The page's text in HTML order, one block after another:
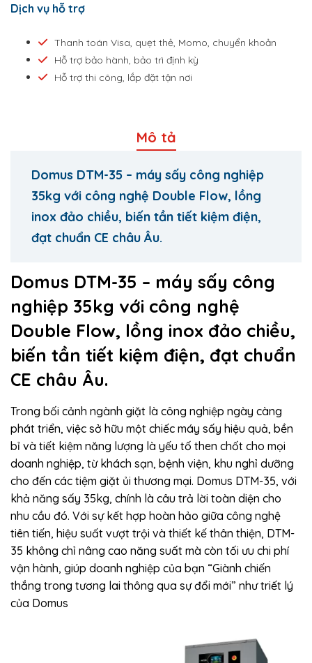
Dịch vụ hỗ trợ
Thanh toán Visa, quẹt thẻ, Momo, chuyển khoản
Hỗ trợ bảo hành, bảo trì định kỳ
Hỗ trợ thi công, lắp đặt tận nơi
Mô tả
Domus DTM-35 – máy sấy công nghiệp
35kg với công nghệ Double Flow, lồng
inox đảo chiều, biến tần tiết kiệm điện,
đạt chuẩn CE châu Âu.
Domus DTM-35 – máy sấy công
nghiệp 35kg với công nghệ
Double Flow, lồng inox đảo chiều,
biến tần tiết kiệm điện, đạt chuẩn
CE châu Âu.
Trong bối cảnh ngành giặt là công nghiệp ngày càng
phát triển, việc sở hữu một chiếc máy sấy hiệu quả, bền
bỉ và tiết kiệm năng lượng là yếu tố then chốt cho mọi
doanh nghiệp, từ khách sạn, bệnh viện, khu nghỉ dưỡng
cho đến các tiệm giặt ủi thương mại. Domus DTM-35, với
khả năng sấy 35kg, chính là câu trả lời toàn diện cho
nhu cầu đó. Với sự kết hợp hoàn hảo giữa công nghệ
tiên tiến, hiệu suất vượt trội và thiết kế thân thiện, DTM-
35 không chỉ nâng cao năng suất mà còn tối ưu chi phí
vận hành, giúp doanh nghiệp của bạn “Giành chiến
thắng trong tương lai thông qua sự đổi mới” như triết lý
của Domus